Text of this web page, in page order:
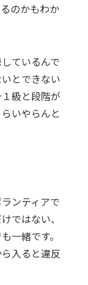
のかもわか
ているんで
とできない
級と段階が
いやらんと
ンティアで
ではない、
一緒です。
入ると違反